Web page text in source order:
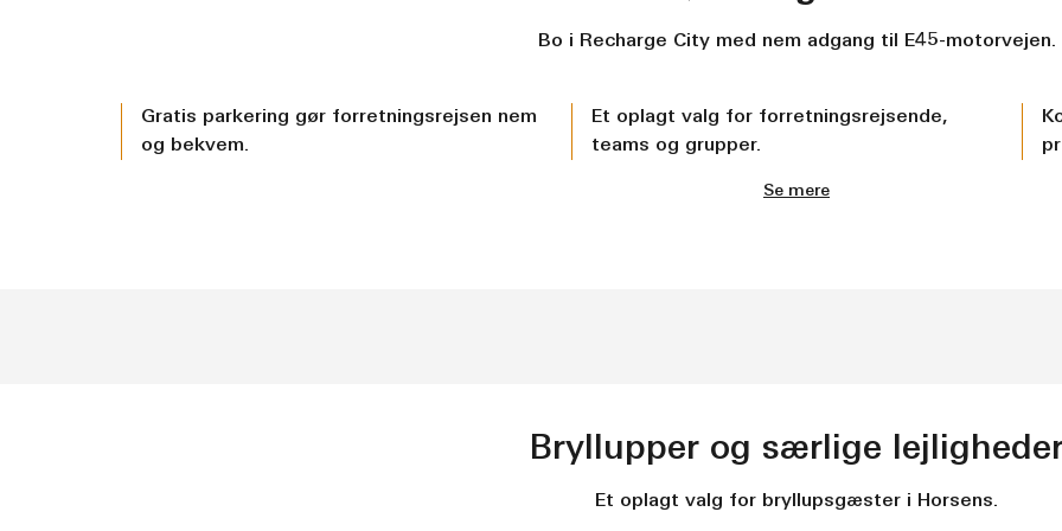
Bo i Recharge City med nem adgang til E45-motorvejen.
Gratis parkering gør forretningsrejsen nem
og bekvem.
Et oplagt valg for forretningsrejsende,
teams og grupper.
Se mere
Bryllupper og særlige
Et oplagt valg for bryllupsgæster i Horsens.